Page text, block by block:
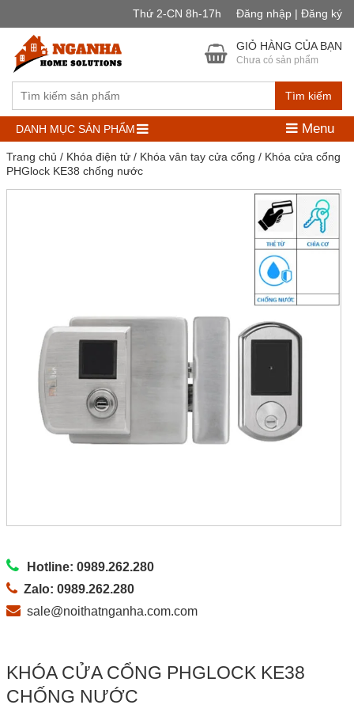
Thứ 2-CN 8h-17h Đăng nhập | Đăng ký
Tìm kiếm
GIỎ HÀNG CỦA BẠN
Chưa có sản phẩm
DANH MỤC SẢN PHẨM Menu
Trang chủ / Khóa điện tử/ Khóa vân tay cửa cổng / Khóa cửa cổng
PHGlock KE38 chống nước
Hotline: 0989.262.280
Zalo: 0989.262.280
sale@noithatnganha.com.com
KHÓA CỬA CỔNG PHGLOCK KE38
CHỐNG NƯỚC